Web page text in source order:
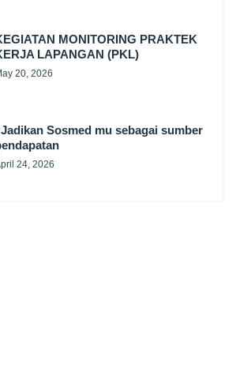
MONITORING PRAKTEK
LAPANGAN (PKL)
20, 2026
Sosmed mu sebagai sumber
24, 2026